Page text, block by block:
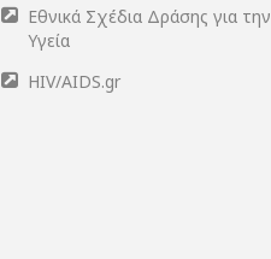
Εθνικά Σχέδια Δράσης για την
Υγεία
HIV/AIDS.gr